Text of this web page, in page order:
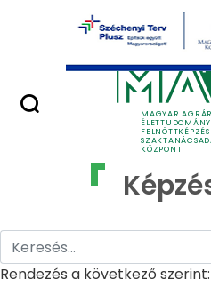
Ugrás a fő tartalomhoz
MAGYAR
KÖZPONT
Rendezés a következő szerint: